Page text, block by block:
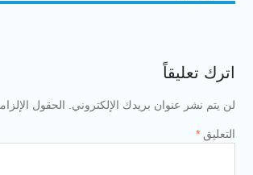
اترك تعليقاً
لن يتم نشر عنوان بريدك الإلكتروني. الحقول
التعليق *